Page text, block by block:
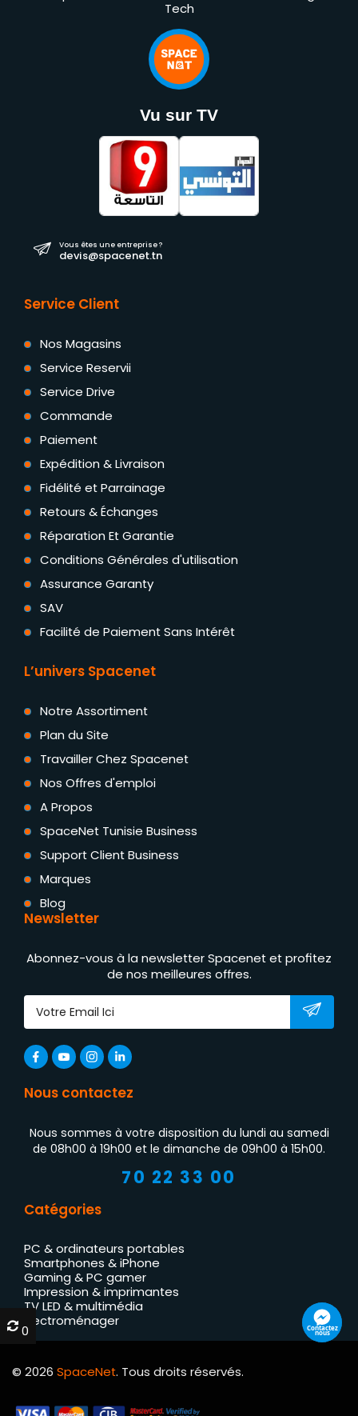
Tech
Vu sur TV
Vous êtes une entreprise ?
devis@spacenet.tn
Service Client
Nos Magasins
Service Reservii
Service Drive
Commande
Paiement
Expédition & Livraison
Fidélité et Parrainage
Retours & Échanges
Réparation Et Garantie
Conditions Générales d'utilisation
Assurance Garanty
SAV
Facilité de Paiement Sans Intérêt
L’univers Spacenet
Notre Assortiment
Plan du Site
Travailler Chez Spacenet
Nos Offres d'emploi
A Propos
SpaceNet Tunisie Business
Support Client Business
Marques
Blog
Newsletter
Abonnez-vous à la newsletter Spacenet et profitez
de nos meilleures offres.
Nous contactez
Nous sommes à votre disposition du lundi au samedi
de 08h00 à 19h00 et le dimanche de 09h00 à 15h00.
70 22 33 00
Catégories
PC & ordinateurs portables
Smartphones & iPhone
Gaming & PC gamer
Impression & imprimantes
TV LED & multimédia
Électroménager
© 2026 SpaceNet. Tous droits réservés.
Contactez
nous
0
0